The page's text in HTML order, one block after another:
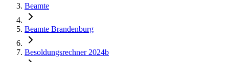
Beamte
Beamte Brandenburg
Besoldungsrechner 2024b